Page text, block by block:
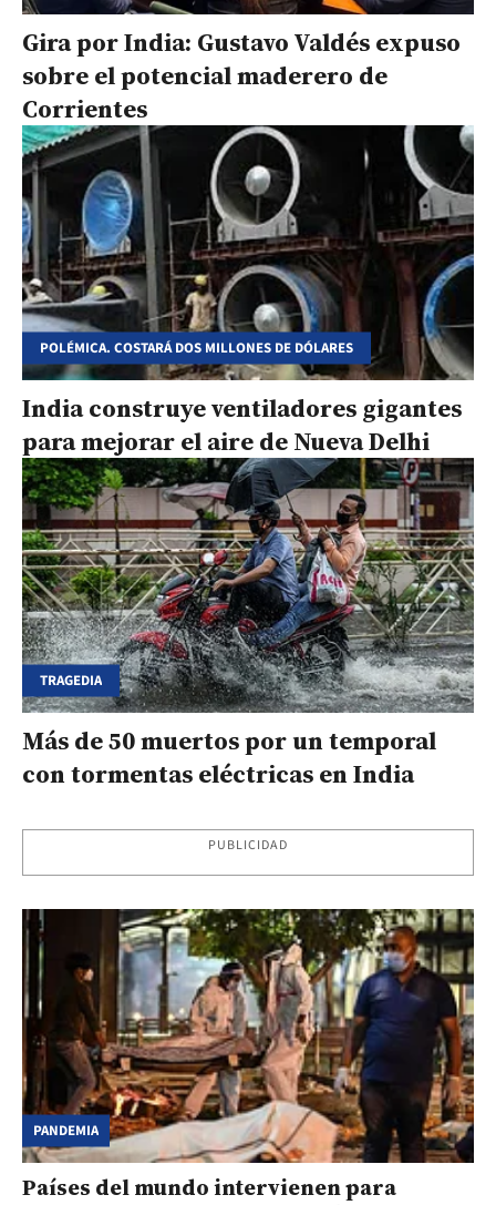
Gira por India: Gustavo Valdés expuso
sobre el potencial maderero de
Corrientes
POLÉMICA. COSTARÁ DOS MILLONES DE DÓLARES
India construye ventiladores gigantes
para mejorar el aire de Nueva Delhi
TRAGEDIA
Más de 50 muertos por un temporal
con tormentas eléctricas en India
PUBLICIDAD
PANDEMIA
Países del mundo intervienen para